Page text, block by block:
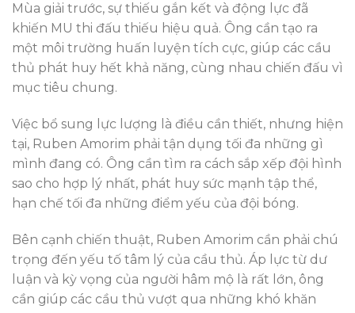
Mùa giải trước, sự thiếu gắn kết và động lực đã
khiến MU thi đấu thiếu hiệu quả. Ông cần tạo ra
một môi trường huấn luyện tích cực, giúp các cầu
thủ phát huy hết khả năng, cùng nhau chiến đấu vì
mục tiêu chung.
Việc bổ sung lực lượng là điều cần thiết, nhưng hiện
tại, Ruben Amorim phải tận dụng tối đa những gì
mình đang có. Ông cần tìm ra cách sắp xếp đội hình
sao cho hợp lý nhất, phát huy sức mạnh tập thể,
hạn chế tối đa những điểm yếu của đội bóng.
Bên cạnh chiến thuật, Ruben Amorim cần phải chú
trọng đến yếu tố tâm lý của cầu thủ. Áp lực từ dư
luận và kỳ vọng của người hâm mộ là rất lớn, ông
cần giúp các cầu thủ vượt qua những khó khăn